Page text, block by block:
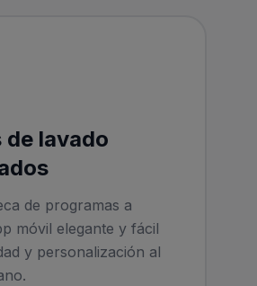
de lavado
de programas a
móvil elegante y fácil
y personalización al